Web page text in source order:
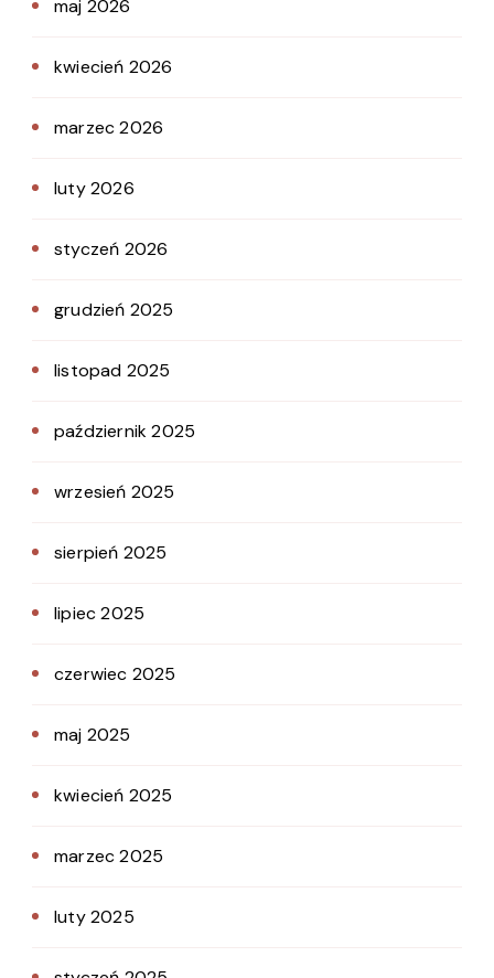
maj 2026
kwiecień 2026
marzec 2026
luty 2026
styczeń 2026
grudzień 2025
listopad 2025
październik 2025
wrzesień 2025
sierpień 2025
lipiec 2025
czerwiec 2025
maj 2025
kwiecień 2025
marzec 2025
luty 2025